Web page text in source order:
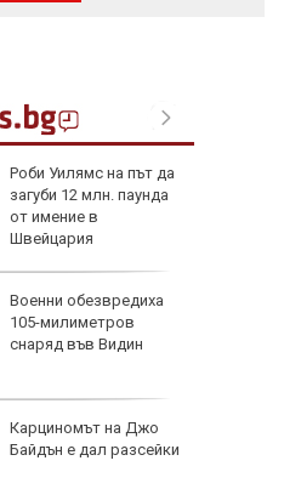
Роби Уилямс на път да
загуби 12 млн. паунда
от имение в
Швейцария
Военни обезвредиха
105-милиметров
снаряд във Видин
Карциномът на Джо
Байдън е дал разсейки